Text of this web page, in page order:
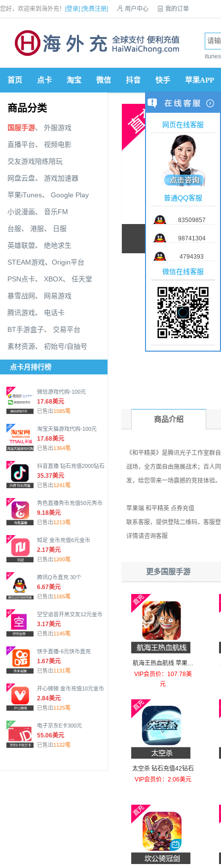
您好，欢迎来到海外充！ [登录] [免费注册]  用户中心  我的订单
首页 点卡 淘宝 微信 抖音 快手 苹果APP
商品分类
国服手游、 外服游戏
直播平台、 视频电影
交友游戏陪练陪玩
网盘云盘、 游戏加速器
苹果iTunes、 Google Play
小说漫画、 音乐FM
台服、 港服、 日服
英雄联盟、 绝地求生
STEAM游戏、 Origin平台
PSN点卡、 XBOX、 任天堂
暴雪战网、 网易游戏
腾讯游戏、 电话卡
BT手游盒子、 交易平台
素材资源、 初始号/自抽号
点卡月排行榜
微信游戏代购-100元
17.68美元
已售出1585笔
淘宝天猫游戏代购-100元
17.68美元
已售出1364笔
抖音直播 钻石充值2000钻石
35.37美元
已售出1241笔
秀色直播秀币充值50元秀币
9.18美元
已售出1213笔
知足 金币充值6元金币
2.17美元
已售出1200笔
腾讯Q币直充 30个
6.67美元
已售出1165笔
空空语音开黑交友12元金币
3.17美元
已售出1145笔
快手直播-6元快币直充
1.67美元
已售出1131笔
开心微微 金币充值10元金币
2.84美元
已售出1125笔
电子京东E卡300元
55.06美元
已售出1122笔
商品介绍
《和平精英》是腾讯光子工作室群
战场，全方面自由施展战术；百人
发，给您带来一场震撼的竞技体验。
苹果端 和平精英 点券充值
联系客服，提供登陆二维码，客服
详情请咨询客服
更多国服手游
航海王热血航线 苹果安
卓充值648元幻彩之果
VIP会员价：107.78美
元
太空杀 钻石充值42钻石
VIP会员价：2.06美元
网页在线客服
普通QQ客服
83509857
98741304
4794393
微信在线客服